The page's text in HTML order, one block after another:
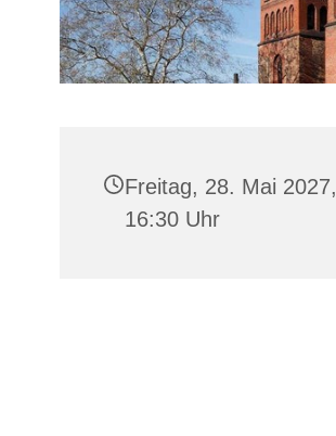
Freitag, 28. Mai 2027,
16:30 Uhr